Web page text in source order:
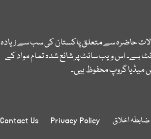
حاضرہ سے متعلق پاکستان کی سب سے زیادہ
ہے۔ اس ویب سائٹ پر شائع شدہ تمام مواد کے
گروپ محفوظ ہیں۔
ضابطہ اخلاق Privacy Policy
Contact Us